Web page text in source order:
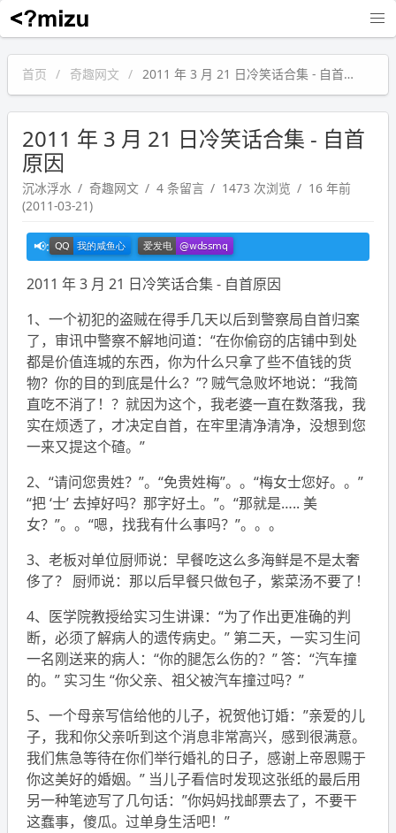
沉冰浮水
首页 奇趣网文 2011 年 3 月 21 日冷笑话合集 - 自首原因
2011 年 3 月 21 日冷笑话合集 - 自首
原因
沉冰浮水 奇趣网文 4 条留言 1473 次浏览
16 年前
(2011-03-21)
2011 年 3 月 21 日冷笑话合集 - 自首原因
1、一个初犯的盗贼在得手几天以后到警察局自首归案
了，审讯中警察不解地问道：“在你偷窃的店铺中到处
都是价值连城的东西，你为什么只拿了些不值钱的货
物？你的目的到底是什么？”? 贼气急败坏地说：“我简
直吃不消了！？就因为这个，我老婆一直在数落我，我
实在烦透了，才决定自首，在牢里清净清净，没想到您
一来又提这个碴。”
2、“请问您贵姓？”。“免贵姓梅”。。“梅女士您好。。”
“把 ‘士’ 去掉好吗？那字好土。”。“那就是….. 美
女？”。。“嗯，找我有什么事吗？”。。。
3、老板对单位厨师说：早餐吃这么多海鲜是不是太奢
侈了？ 厨师说：那以后早餐只做包子，紫菜汤不要了！
4、医学院教授给实习生讲课：“为了作出更准确的判
断，必须了解病人的遗传病史。” 第二天，一实习生问
一名刚送来的病人：“你的腿怎么伤的？” 答：“汽车撞
的。” 实习生 “你父亲、祖父被汽车撞过吗？”
5、一个母亲写信给他的儿子，祝贺他订婚：”亲爱的儿
子，我和你父亲听到这个消息非常高兴，感到很满意。
我们焦急等待在你们举行婚礼的日子，感谢上帝恩赐于
你这美好的婚姻。” 当儿子看信时发现这张纸的最后用
另一种笔迹写了几句话：”你妈妈找邮票去了，不要干
这蠢事，傻瓜。过单身生活吧！”